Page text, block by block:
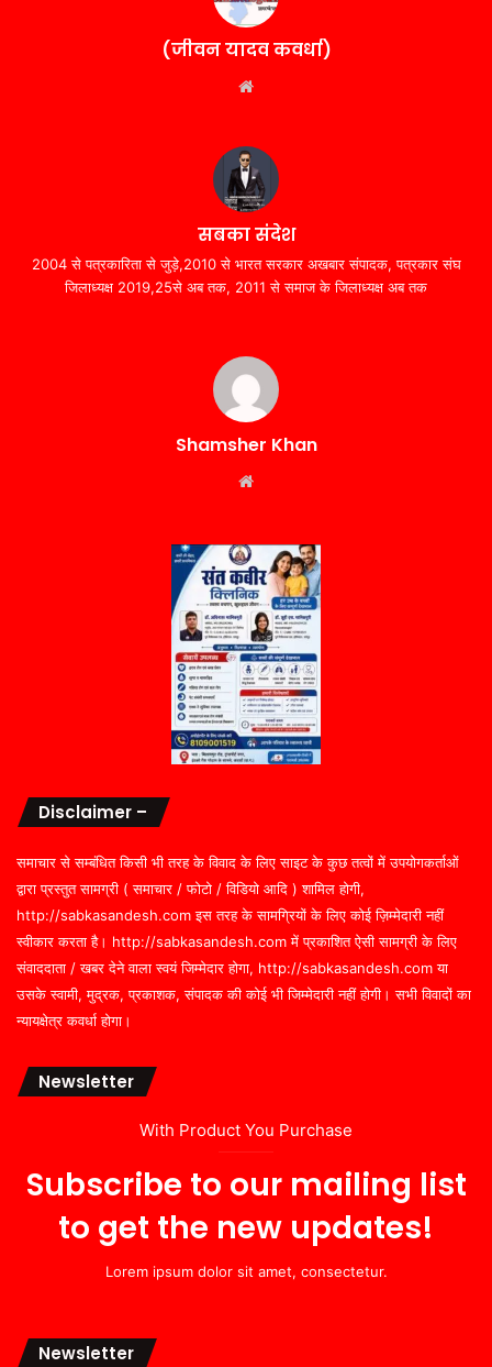
(जीवन यादव कवर्धा)
सबका संदेश
2004 से पत्रकारिता से जुड़े,2010 से भारत सरकार अखबार संपादक, पत्रकार संघ
जिलाध्यक्ष 2019,25से अब तक, 2011 से समाज के जिलाध्यक्ष अब तक
Shamsher Khan
Disclaimer –
समाचार से सम्बंधित किसी भी तरह के विवाद के लिए साइट के कुछ तत्वों में उपयोगकर्ताओं
द्वारा प्रस्तुत सामग्री ( समाचार / फोटो / विडियो आदि ) शामिल होगी,
http://sabkasandesh.com इस तरह के सामग्रियों के लिए कोई ज़िम्मेदारी नहीं
स्वीकार करता है। http://sabkasandesh.com में प्रकाशित ऐसी सामग्री के लिए
संवाददाता / खबर देने वाला स्वयं जिम्मेदार होगा, http://sabkasandesh.com या
उसके स्वामी, मुद्रक, प्रकाशक, संपादक की कोई भी जिम्मेदारी नहीं होगी। सभी विवादों का
न्यायक्षेत्र कवर्धा होगा।
Newsletter
With Product You Purchase
Subscribe to our mailing list
to get the new updates!
Lorem ipsum dolor sit amet, consectetur.
Newsletter